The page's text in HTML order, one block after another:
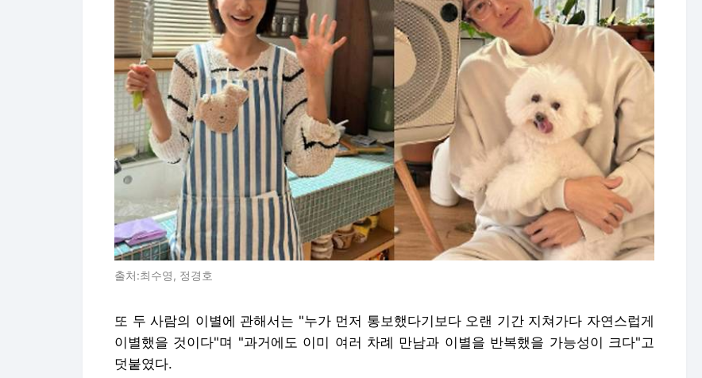
출처:최수영, 정경호
또 두 사람의 이별에 관해서는 "누가 먼저 통보했다기보다 오랜 기간 지쳐가다 자연스럽게
이별했을 것이다"며 "과거에도 이미 여러 차례 만남과 이별을 반복했을 가능성이 크다"고
덧붙였다.